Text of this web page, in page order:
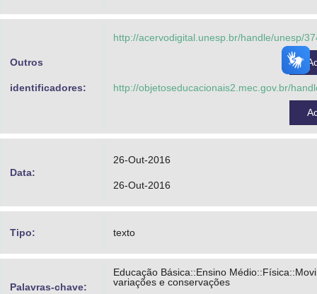
Outros
identificadores:
http://acervodigital.unesp.br/handle/unesp/
http://objetoseducacionais2.mec.gov.br/
Data:
26-Out-2016
26-Out-2016
Tipo: texto
Palavras-chave:
Educação Básica::Ensino
variações e conservações